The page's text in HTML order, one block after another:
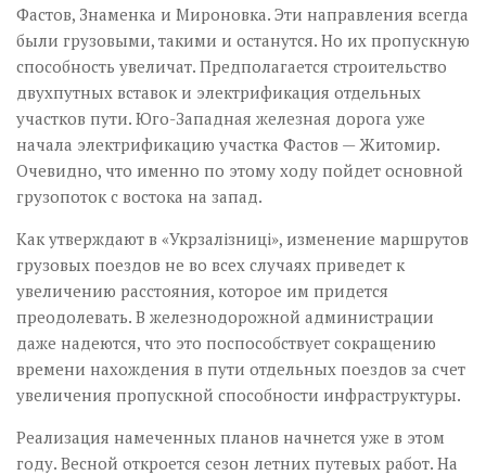
Фастов, Знаменка и Мироновка. Эти направления всегда
были грузовыми, такими и останутся. Но их пропускную
способность увеличат. Предполагается строительство
двухпутных вставок и электрификация отдельных
участков пути. Юго-Западная железная дорога уже
начала электрификацию участка Фастов — Житомир.
Очевидно, что именно по этому ходу пойдет основной
грузопоток с востока на запад.
Как утверждают в «Укрзалізниці», изменение маршрутов
грузовых поездов не во всех случаях приведет к
увеличению расстояния, которое им придется
преодолевать. В железнодорожной администрации
даже надеются, что это поспособствует сокращению
времени нахождения в пути отдельных поездов за счет
увеличения пропускной способности инфраструктуры.
Реализация намеченных планов начнется уже в этом
году. Весной откроется сезон летних путевых работ. На